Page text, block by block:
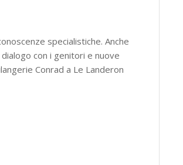
specialistiche. Anche
con i genitori e nuove
Conrad a Le Landeron